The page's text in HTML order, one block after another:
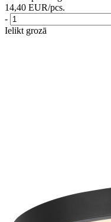
14,40 EUR/pcs.
-
Ielikt grozā